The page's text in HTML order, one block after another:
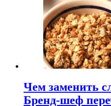
Чем заменить
Бренд-шеф